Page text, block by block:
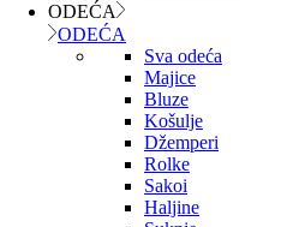
ODEĆA
ODEĆA
Sva odeća
Majice
Bluze
Košulje
Džemperi
Rolke
Sakoi
Haljine